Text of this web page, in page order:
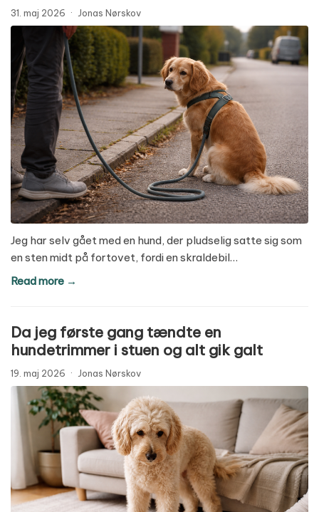
31. maj 2026 · Jonas Nørskov
Jeg har selv gået med en hund, der pludselig satte sig som
en sten midt på fortovet, fordi en skraldebil…
Read more →
Da jeg første gang tændte en
hundetrimmer i stuen og alt gik galt
19. maj 2026 · Jonas Nørskov